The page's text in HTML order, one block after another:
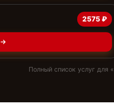
2575 ₽
Полный список услуг для «